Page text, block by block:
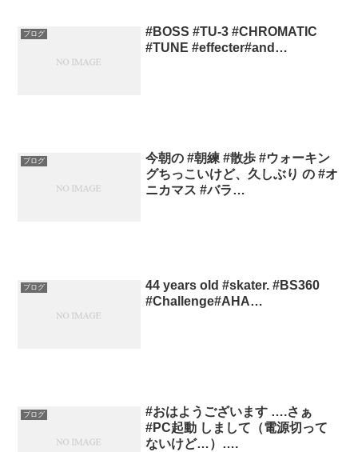
ブログ
#BOSS #TU-3 #CHROMATIC
#TUNE #effecter#and…
ブログ
今朝の #朝練 #散歩 #ウォーキン
グちっこいけど、久しぶり の #オ
ニカマス #バラ…
ブログ
44 years old #skater. #BS360
#Challenge#AHA…
ブログ
#おはようございます ….さぁ
#PC起動 しまして（電源切って
ないけど…）….